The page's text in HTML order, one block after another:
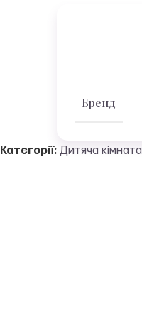
Бренд
Категорії: Дитяча кімната